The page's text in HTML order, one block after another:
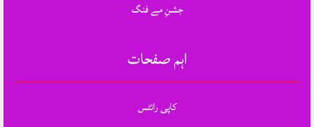
جشنِ مے فنگ
اہم صفحات
کاپی رائٹس